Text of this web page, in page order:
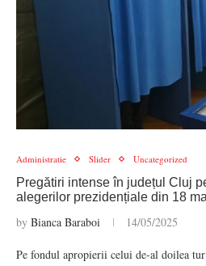
Administratie Slider Uncategorized
Pregătiri intense în județul Cluj
alegerilor prezidențiale din 18
by Bianca Baraboi 14/05/2025
Pe fondul apropierii celui de-al doilea